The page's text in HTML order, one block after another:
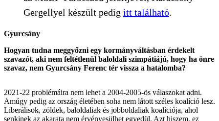
Gergellyel készült pedig itt található.
Gyurcsány
Hogyan tudna meggyőzni egy kormányváltásban érdekelt
szavazót, aki nem feltétlenül baloldali szimpátiájú, hogy ha önre
szavaz, nem Gyurcsány Ferenc tér vissza a hatalomba?
2021-22 problémáira nem lehet a 2004-2005-ös válaszokat adni.
Amúgy pedig az ország életében soha nem látott széles koalíció lesz.
Liberálisok, zöldek, baloldaliak és jobboldaliak koalíciója, ahol
senkinek az akarata nem érvényesülhet egyedül. Azt hiszem, ez